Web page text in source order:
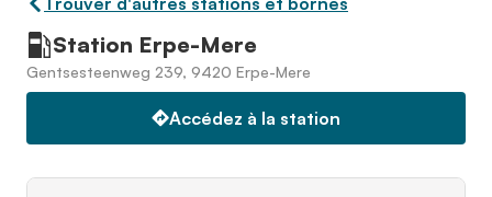
Station Erpe-Mere
Gentsesteenweg 239, 9420 Erpe-Mere
Accédez à la station